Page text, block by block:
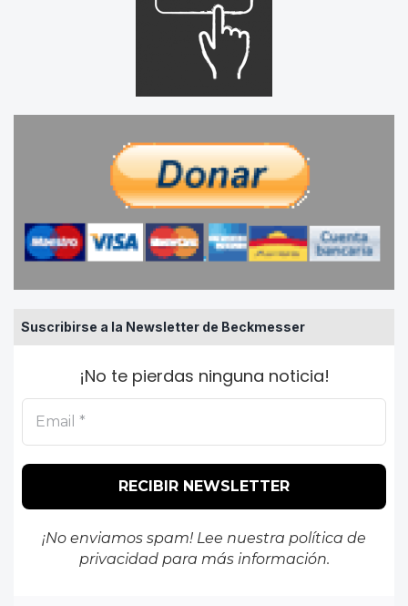
Suscribirse a la Newsletter de Beckmesser
¡No te pierdas ninguna noticia!
¡No enviamos spam! Lee nuestra política de
privacidadpara más información.